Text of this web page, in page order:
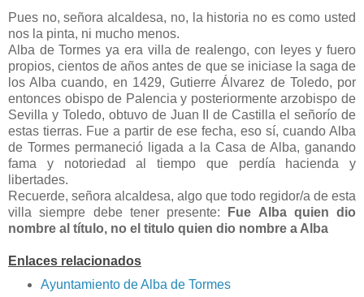
Pues no, señora alcaldesa, no, la historia no es como usted
nos la pinta, ni mucho menos.
Alba de Tormes ya era villa de realengo, con leyes y fuero
propios, cientos de años antes de que se iniciase la saga de
los Alba cuando, en 1429, Gutierre Álvarez de Toledo, por
entonces obispo de Palencia y posteriormente arzobispo de
Sevilla y Toledo, obtuvo de Juan II de Castilla el señorío de
estas tierras. Fue a partir de ese fecha, eso sí, cuando Alba
de Tormes permaneció ligada a la Casa de Alba, ganando
fama y notoriedad al tiempo que perdía hacienda y
libertades.
Recuerde, señora alcaldesa, algo que todo regidor/a de esta
villa siempre debe tener presente:
Fue Alba quien dio
nombre al título, no el titulo quien dio nombre a Alba
Enlaces relacionados
Ayuntamiento de Alba de Tormes